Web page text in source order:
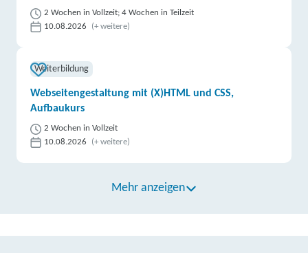
2 Wochen in Vollzeit; 4 Wochen in Teilzeit
10.08.2026
(+ weitere)
Weiterbildung
Webseitengestaltung mit (X)HTML und CSS,
Aufbaukurs
2 Wochen in Vollzeit
10.08.2026
(+ weitere)
Mehr anzeigen